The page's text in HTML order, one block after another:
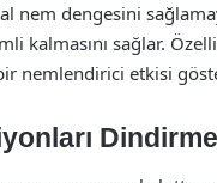
nem dengesini
kalmasını sağlar.
nemlendirici etkisi
Dindirme